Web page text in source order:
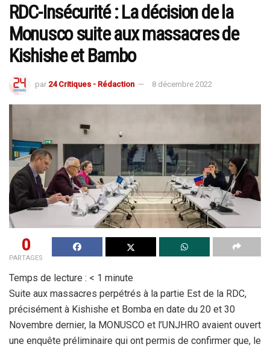
RDC-Insécurité : La décision de la
Monusco suite aux massacres de
Kishishe et Bambo
par 24 Critiques - Rédaction 8 décembre 2022
0
PARTAGES
Temps de lecture : < 1 minute
Suite aux massacres perpétrés à la partie Est de la RDC,
précisément à Kishishe et Bomba en date du 20 et 30
Novembre dernier, la MONUSCO et l’UNJHRO avaient ouvert
une enquête préliminaire qui ont permis de confirmer que, le